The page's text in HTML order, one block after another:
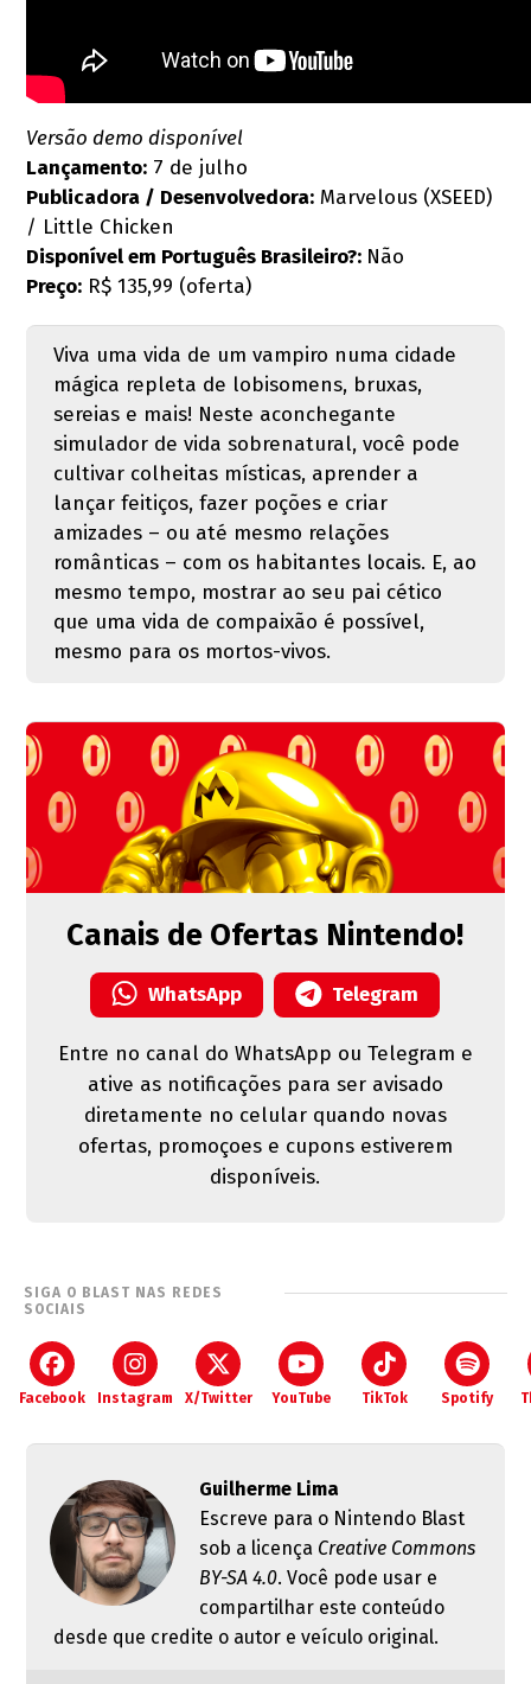
Versão demo disponível
Lançamento: 7 de julho
Publicadora / Desenvolvedora: Marvelous (XSEED)
/ Little Chicken
Disponível em Português Brasileiro?: Não
Preço: R$ 135,99 (oferta)
Viva uma vida de um vampiro numa cidade
mágica repleta de lobisomens, bruxas,
sereias e mais! Neste aconchegante
simulador de vida sobrenatural, você pode
cultivar colheitas místicas, aprender a
lançar feitiços, fazer poções e criar
amizades – ou até mesmo relações
românticas – com os habitantes locais. E, ao
mesmo tempo, mostrar ao seu pai cético
que uma vida de compaixão é possível,
mesmo para os mortos-vivos.
Canais de Ofertas Nintendo!
WhatsApp Telegram
Entre no canal do WhatsApp ou Telegram e
ative as notificações para ser avisado
diretamente no celular quando novas
ofertas, promoçoes e cupons estiverem
disponíveis.
SIGA O BLAST NAS REDES
SOCIAIS
Facebook Instagram X/Twitter YouTube TikTok Spotify
Guilherme Lima
Escreve para o Nintendo Blast
sob a licença Creative Commons
BY-SA 4.0. Você pode usar e
compartilhar este conteúdo
desde que credite o autor e veículo original.